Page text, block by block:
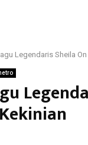
Legendaris Sheila